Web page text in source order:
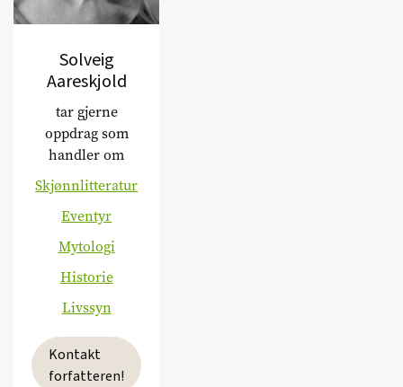
Solveig
Aareskjold
tar gjerne
oppdrag som
handler om
Skjønnlitteratur
Eventyr
Mytologi
Historie
Livssyn
Kontakt
forfatteren!